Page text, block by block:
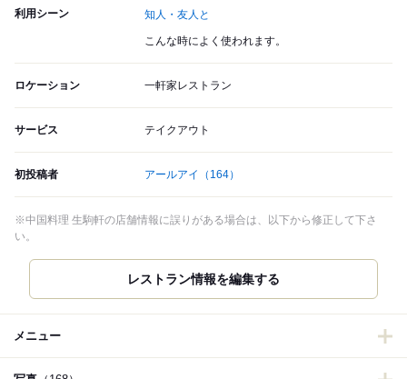
利用シーン 知人・友人と
こんな時によく使われます。
ロケーション 一軒家レストラン
サービス テイクアウト
初投稿者 アールアイ （164）
※中国料理 生駒軒の店舗情報に誤りがある場合は、以下から修正して下さ
い。
レストラン情報を編集する
メニュー